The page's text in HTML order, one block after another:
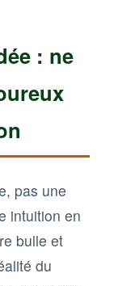
: ne
pas une
intuition en
bulle et
du